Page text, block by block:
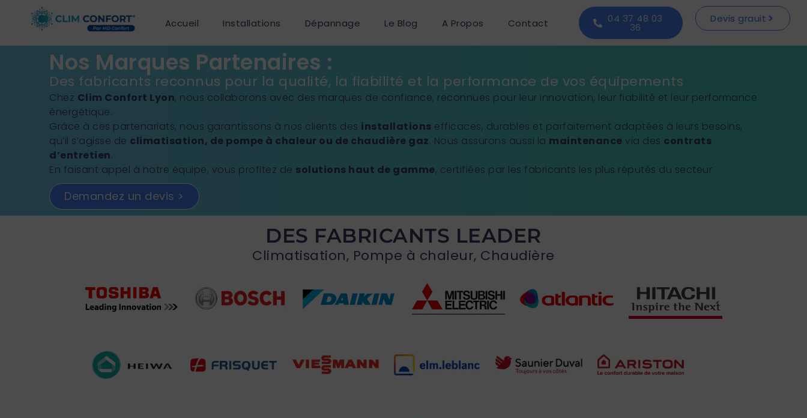
Accueil Installations Dépannage Le Blog A Propos Contact 04 37 48 03
36
Devis grauit
Nos Marques Partenaires :
Des fabricants reconnus pour la qualité, la fiabilité et la performance de vos équipements
Chez Clim Confort Lyon, nous collaborons avec des marques de confiance, reconnues pour leur innovation, leur fiabilité et leur performance
énergétique.
Grâce à ces partenariats, nous garantissons à nos clients des installations efficaces, durables et parfaitement adaptées à leurs besoins,
qu’il s’agisse de climatisation, de pompe à chaleur ou de chaudière gaz. Nous assurons aussi la maintenance via des contrats
d’entretien.
En faisant appel à notre équipe, vous profitez de solutions haut de gamme, certifiées par les fabricants les plus réputés du secteur
Demandez un devis >
DES FABRICANTS LEADER
Climatisation, Pompe à chaleur, Chaudière